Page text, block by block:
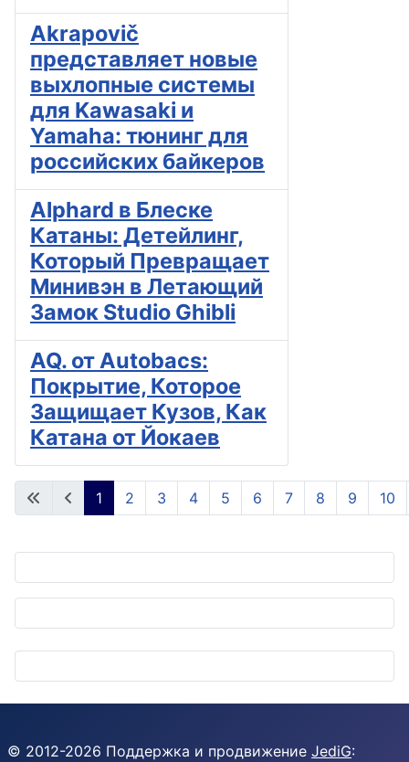
Akrapovič
представляет новые
выхлопные системы
для Kawasaki и
Yamaha: тюнинг для
российских байкеров
Alphard в Блеске
Катаны: Детейлинг,
Который Превращает
Минивэн в Летающий
Замок Studio Ghibli
AQ. от Autobacs:
Покрытие, Которое
Защищает Кузов, Как
Катана от Йокаев
Страница 1 из 48
1 2 3 4 5 6 7 8 9 10
© 2012-2026 Поддержка и продвижение JediG: